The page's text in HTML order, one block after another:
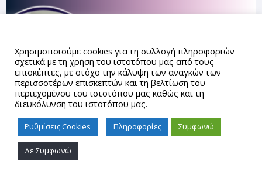
Proudly powered by WordPress
Χρησιμοποιούμε cookies για τη συλλογή πληροφοριών
σχετικά με τη χρήση του ιστοτόπου μας από τους
επισκέπτες, με στόχο την κάλυψη των αναγκών των
περισσοτέρων επισκεπτών και τη βελτίωση του
περιεχομένου του ιστοτόπου μας καθώς και τη
διευκόλυνση του ιστοτόπου μας.
Ρυθμίσεις Cookies Πληροφορίες Συμφωνώ
Δε Συμφωνώ